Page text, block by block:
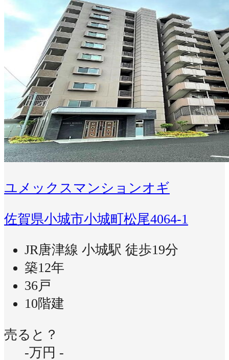
ユメックスマンションオギ
佐賀県小城市小城町松尾4064-1
JR唐津線 小城駅 徒歩19分
築12年
36戸
10階建
売ると？
-万円 -